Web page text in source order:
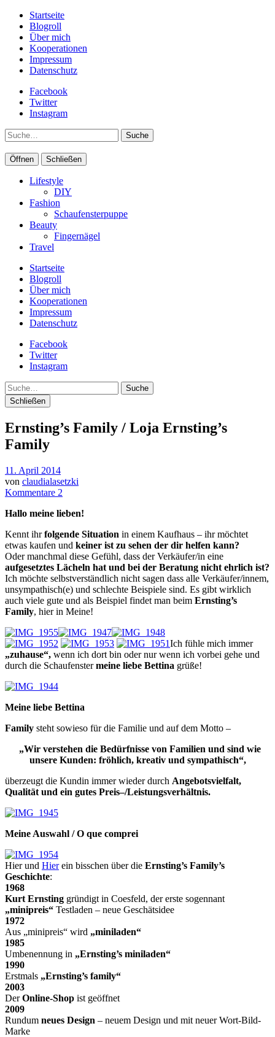
Startseite
Blogroll
Über mich
Kooperationen
Impressum
Datenschutz
Facebook
Twitter
Instagram
Suche
Öffnen Schließen
Lifestyle
DIY
Fashion
Schaufensterpuppe
Beauty
Fingernägel
Travel
Startseite
Blogroll
Über mich
Kooperationen
Impressum
Datenschutz
Facebook
Twitter
Instagram
Suche
Schließen
Ernsting’s Family / Loja Ernsting’s
Family
11. April 2014
von claudialasetzki
Kommentare 2
Hallo meine lieben!
Kennt ihrfolgende Situation in einem Kaufhaus – ihr möchtet
etwas kaufen und keiner ist zu sehen der dir helfen kann?
Oder manchmal diese Gefühl, dass der Verkäufer/in eine
aufgesetztes Lächeln hat und bei der Beratung nicht ehrlich ist?
Ich möchte selbstverständlich nicht sagen dass alle Verkäufer/innem,
unsympathisch(e) und schlechte Beispiele sind. Es gibt wirklich
auch viele gute und als Beispiel findet man beim Ernsting’s
Family, hier in Meine!
Ich fühle mich immer
„zuhause“, wenn ich dort bin oder nur wenn ich vorbei gehe und
durch die Schaufenstermeine liebe Bettina grüße!
Meine liebe Bettina
Family steht sowieso für die Familie und auf dem Motto –
„Wir verstehen die Bedürfnisse von Familien und sind wie
unsere Kunden: fröhlich, kreativ und sympathisch“,
überzeugt die Kundin immer wieder durch Angebotsvielfalt,
Qualität und ein gutes Preis–/Leistungsverhältnis.
Meine Auswahl / O que comprei
Hier und Hierein bisschen über die Ernsting’s Family’s
Geschichte:
1968
Kurt Ernsting gründigt in Coesfeld, der erste sogennant
„minipreis“ Testladen – neue Geschätsidee
1972
Aus „minipreis“ wird „miniladen“
1985
Umbenennung in „Ernsting’s miniladen“
1990
Erstmals „Ernsting’s family“
2003
DerOnline-Shop ist geöffnet
2009
Rundum neues Design – neuem Design und mit neuer Wort-Bild-
Marke